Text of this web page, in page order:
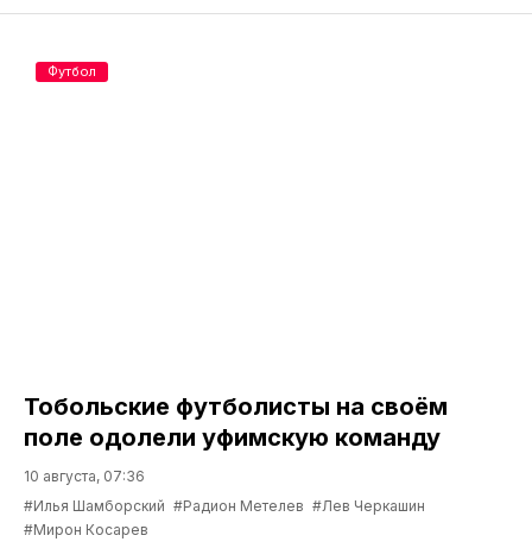
Тобольские футболисты на своём
поле одолели уфимскую команду
10 августа, 07:36
#Илья Шамборский #Радион Метелев #Лев Черкашин
#Мирон Косарев
Футбол